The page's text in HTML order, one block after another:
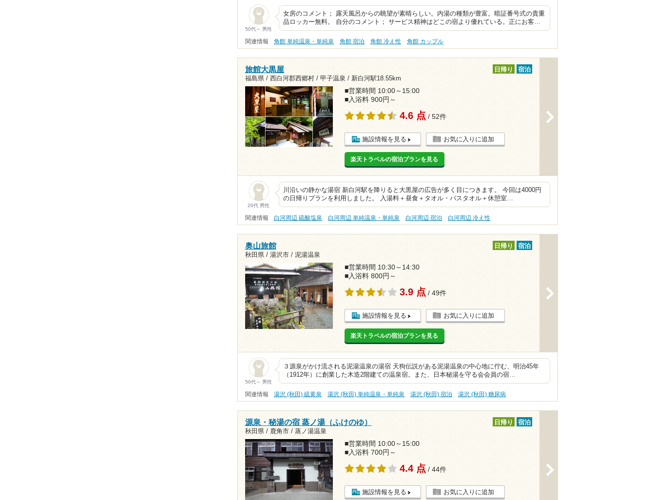
50代～ 男性
女房のコメント； 露天風呂からの眺望が素晴らしい。内湯の種類が豊富。暗証番号式の貴重
品ロッカー無料。 自分のコメント； サービス精神はどこの宿より優れている。正にお客…
関連情報 角館 単純温泉・単純泉 角館 宿泊 角館 冷え性 角館 カップル
旅館大黒屋
福島県 / 西白河郡西郷村 / 甲子温泉 / 新白河駅18.55km
日帰り 宿泊
■営業時間 10:00～15:00
■入浴料 900円～
4.6 点 / 52件
施設情報を見る お気に入りに追加
楽天トラベルの宿泊プランを見る
20代 男性
川沿いの静かな湯宿 新白河駅を降りると大黒屋の広告が多く目につきます。 今回は4000円
の日帰りプランを利用しました。 入湯料＋昼食＋タオル・バスタオル＋休憩室…
関連情報 白河周辺 硫酸塩泉 白河周辺 単純温泉・単純泉 白河周辺 宿泊 白河周辺 冷え性
奥山旅館
秋田県 / 湯沢市 / 泥湯温泉
日帰り 宿泊
■営業時間 10:30～14:30
■入浴料 800円～
3.9 点 / 49件
施設情報を見る お気に入りに追加
楽天トラベルの宿泊プランを見る
50代～ 男性
３源泉がかけ流される泥湯温泉の湯宿 天狗伝説がある泥湯温泉の中心地に佇む、明治45年
（1912年）に創業した木造2階建ての温泉宿。また、日本秘湯を守る会会員の宿…
関連情報 湯沢 (秋田) 硫黄泉 湯沢 (秋田) 単純温泉・単純泉 湯沢 (秋田) 宿泊 湯沢 (秋田) 糖尿病
源泉・秘湯の宿 蒸ノ湯（ふけのゆ）
秋田県 / 鹿角市 / 蒸ノ湯温泉
日帰り 宿泊
■営業時間 10:00～15:00
■入浴料 700円～
4.4 点 / 44件
施設情報を見る お気に入りに追加